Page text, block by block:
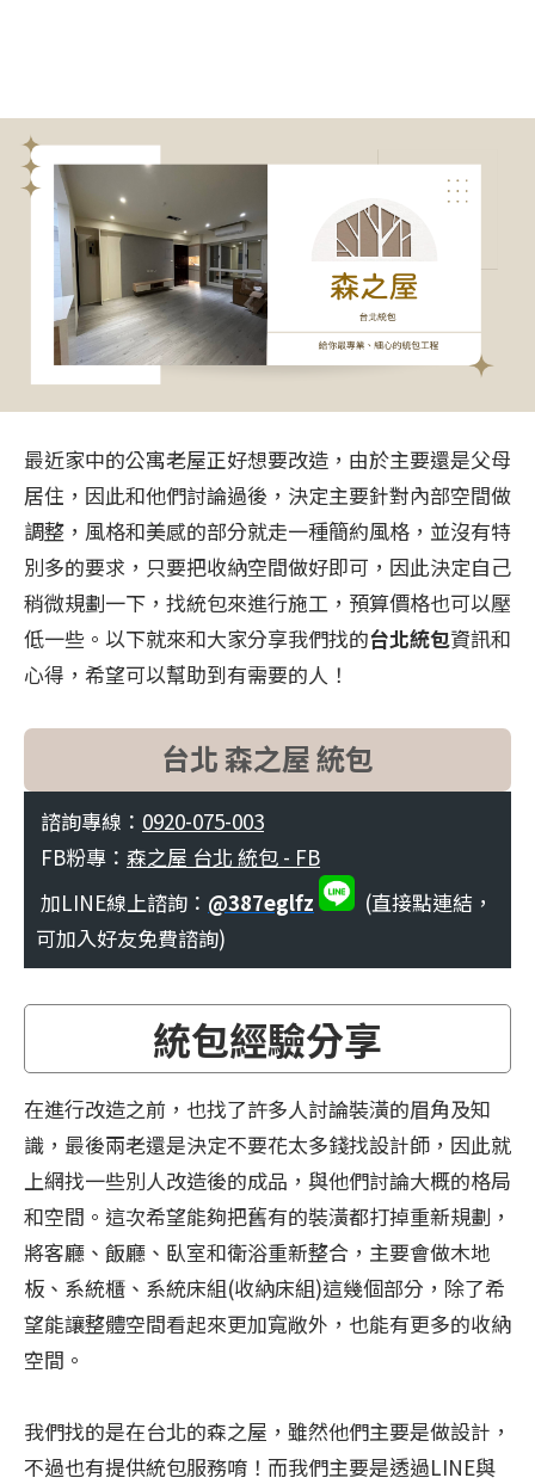
最近家中的公寓老屋正好想要改造，由於主要還是父母
居住，因此和他們討論過後，決定主要針對內部空間做
調整，風格和美感的部分就走一種簡約風格，並沒有特
別多的要求，只要把收納空間做好即可，因此決定自己
稍微規劃一下，找統包來進行施工，預算價格也可以壓
低一些。以下就來和大家分享我們找的台北統包資訊和
心得，希望可以幫助到有需要的人！
台北 森之屋 統包
諮詢專線： 0920-075-003
FB粉專： 森之屋 台北 統包 - FB
加LINE線上諮詢： @387eglfz
(直接點連結，
可加入好友免費諮詢)
統包經驗分享
在進行改造之前，也找了許多人討論裝潢的眉角及知
識，最後兩老還是決定不要花太多錢找設計師，因此就
上網找一些別人改造後的成品，與他們討論大概的格局
和空間。這次希望能夠把舊有的裝潢都打掉重新規劃，
將客廳、飯廳、臥室和衛浴重新整合，主要會做木地
板、系統櫃、系統床組(收納床組)這幾個部分，除了希
望能讓整體空間看起來更加寬敞外，也能有更多的收納
空間。
我們找的是在台北的森之屋，雖然他們主要是做設計，
不過也有提供統包服務唷！而我們主要是透過LINE與